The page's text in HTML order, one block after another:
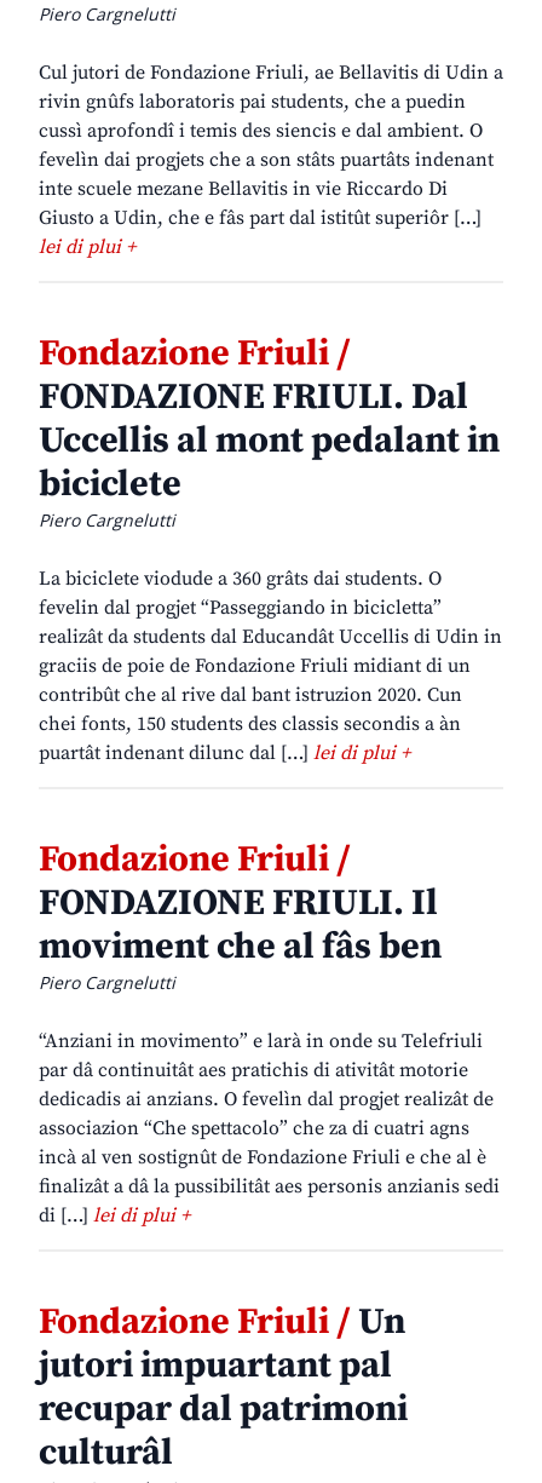
Piero Cargnelutti
Cul jutori de Fondazione Friuli, ae Bellavitis di Udin a
rivin gnûfs laboratoris pai students, che a puedin
cussì aprofondî i temis des siencis e dal ambient. O
fevelìn dai progjets che a son stâts puartâts indenant
inte scuele mezane Bellavitis in vie Riccardo Di
Giusto a Udin, che e fâs part dal istitût superiôr […]
lei di plui +
Fondazione Friuli /
FONDAZIONE FRIULI. Dal
Uccellis al mont pedalant in
biciclete
Piero Cargnelutti
La biciclete viodude a 360 grâts dai students. O
fevelin dal progjet “Passeggiando in bicicletta”
realizât da students dal Educandât Uccellis di Udin in
graciis de poie de Fondazione Friuli midiant di un
contribût che al rive dal bant istruzion 2020. Cun
chei fonts, 150 students des classis secondis a àn
puartât indenant dilunc dal […] lei di plui +
Fondazione Friuli /
FONDAZIONE FRIULI. Il
moviment che al fâs ben
Piero Cargnelutti
“Anziani in movimento” e larà in onde su Telefriuli
par dâ continuitât aes pratichis di ativitât motorie
dedicadis ai anzians. O fevelìn dal progjet realizât de
associazion “Che spettacolo” che za di cuatri agns
incà al ven sostignût de Fondazione Friuli e che al è
finalizât a dâ la pussibilitât aes personis anzianis sedi
di […] lei di plui +
Fondazione Friuli /Un
jutori impuartant pal
recupar dal patrimoni
culturâl